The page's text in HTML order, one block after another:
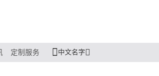
定制服务 中文名字